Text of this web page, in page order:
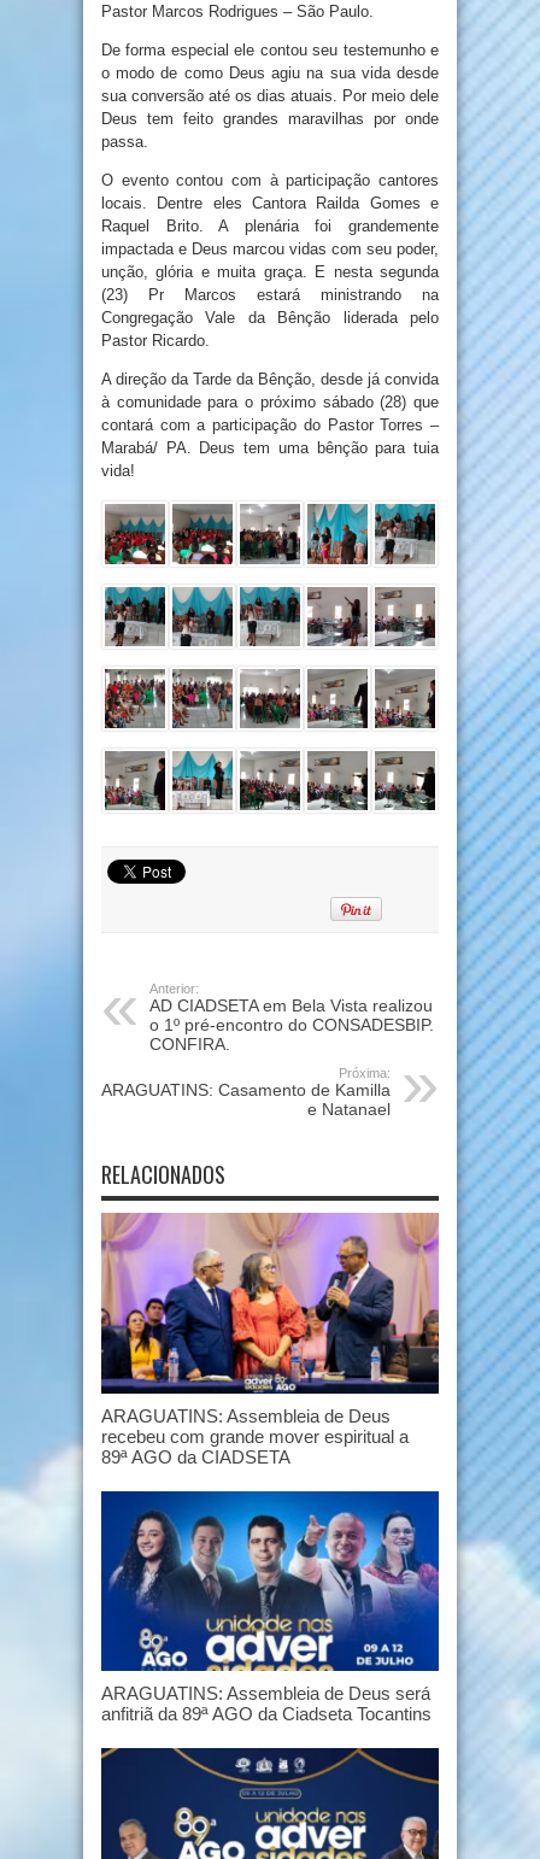
Pastor Marcos Rodrigues – São Paulo.
De forma especial ele contou seu testemunho e
o modo de como Deus agiu na sua vida desde
sua conversão até os dias atuais. Por meio dele
Deus tem feito grandes maravilhas por onde
passa.
O evento contou com à participação cantores
locais. Dentre eles Cantora Railda Gomes e
Raquel Brito. A plenária foi grandemente
impactada e Deus marcou vidas com seu poder,
unção, glória e muita graça. E nesta segunda
(23) Pr Marcos estará ministrando na
Congregação Vale da Bênção liderada pelo
Pastor Ricardo.
A direção da Tarde da Bênção, desde já convida
à comunidade para o próximo sábado (28) que
contará com a participação do Pastor Torres –
Marabá/ PA. Deus tem uma bênção para tuia
vida!
Anterior:
AD CIADSETA em Bela Vista realizou
o 1º pré-encontro do CONSADESBIP.
CONFIRA.
Próxima:
ARAGUATINS: Casamento de Kamilla
e Natanael
RELACIONADOS
ARAGUATINS: Assembleia de Deus
recebeu com grande mover espiritual a
89ª AGO da CIADSETA
ARAGUATINS: Assembleia de Deus será
anfitriã da 89ª AGO da Ciadseta Tocantins